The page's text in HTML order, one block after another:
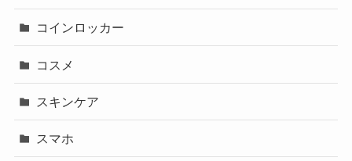
コインロッカー
コスメ
スキンケア
スマホ